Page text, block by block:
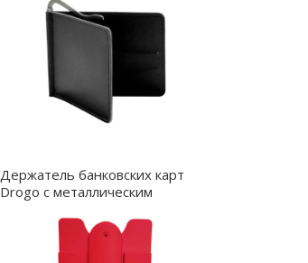
Держатель банковских карт
Drogo с металлическим
- 37010.02